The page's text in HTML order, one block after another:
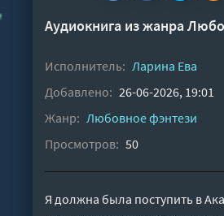
Аудиокнига из жанра
Исполнитель: Ларина Ева
Добавлено: 26-06-2026, 19:01
Жанр: Любовное фэнтези
Просмотров: 50
Я должна была поступить в